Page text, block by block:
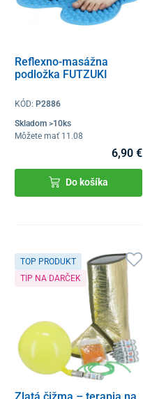
Reflexno-masážna
podložka FUTZUKI
KÓD: P2886
Skladom >10ks
Môžete mať 11.08
6,90 €
Do košíka
TOP PRODUKT
TIP NA DARČEK